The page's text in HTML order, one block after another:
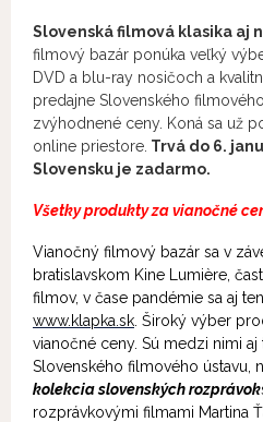
Slovenská filmová klasika aj
filmový bazár ponúka veľký
DVD a blu-ray nosičoch a
predajne Slovenského
zvýhodnené ceny. Koná sa už
online priestore. Trvá do 6.
Slovensku je zadarmo.
Všetky produkty za vianočné
Vianočný filmový bazár sa v
bratislavskom Kine Lumière,
filmov, v čase pandémie sa aj
www.klapka.sk . Široký výber
vianočné ceny. Sú medzi nimi
Slovenského filmového ústavu,
kolekcia slovenských rozprávok
rozprávkovými filmami Martina